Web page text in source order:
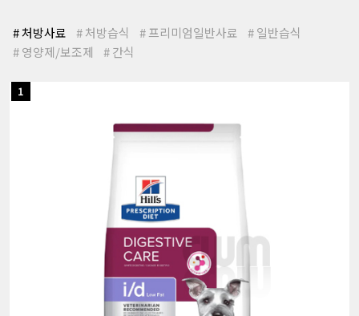
# 처방사료 # 처방습식 # 프리미엄일반사료
# 일반습식
# 영양제/보조제
# 간식